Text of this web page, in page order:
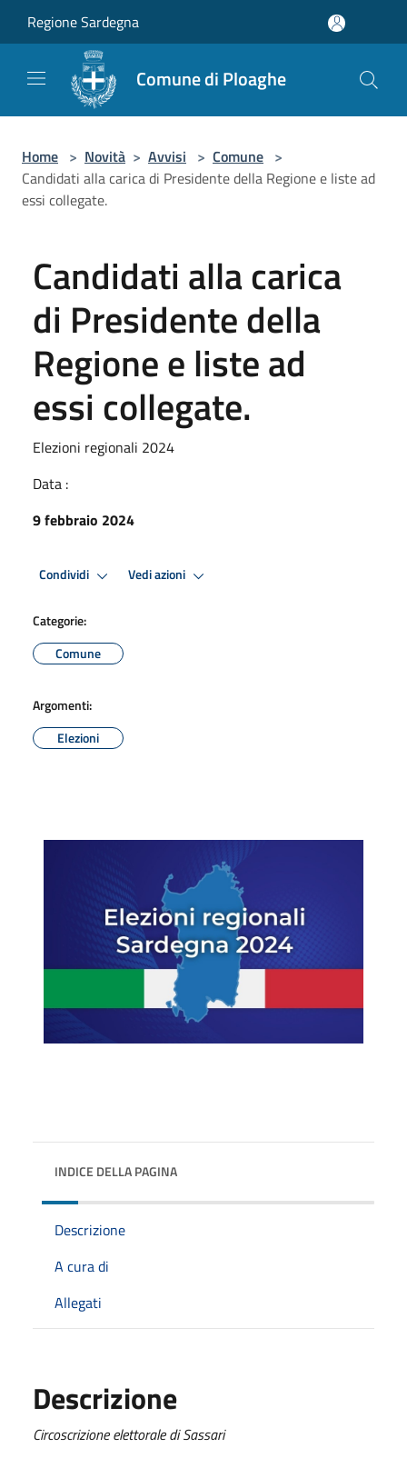
Regione Sardegna
Comune di Ploaghe
Home > Novità > Avvisi > Comune >
Candidati alla carica di Presidente della Regione e liste ad
essi collegate.
Candidati alla carica
di Presidente della
Regione e liste ad
essi collegate.
Elezioni regionali 2024
Data :
9 febbraio 2024
Condividi Vedi azioni
Categorie:
Comune
Argomenti:
Elezioni
INDICE DELLA PAGINA
Descrizione
A cura di
Allegati
Descrizione
Circoscrizione elettorale di Sassari